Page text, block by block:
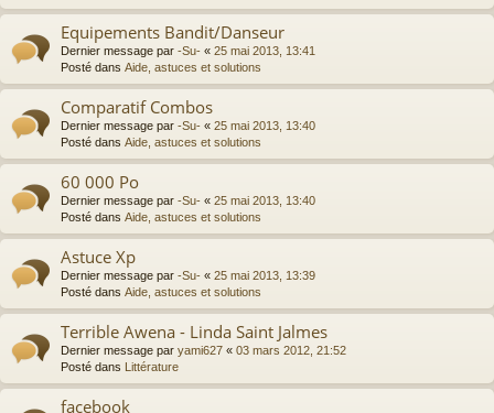
Equipements Bandit/Danseur
Dernier message par -Su- « 25 mai 2013, 13:41
Posté dans Aide, astuces et solutions
Comparatif Combos
Dernier message par -Su- « 25 mai 2013, 13:40
Posté dans Aide, astuces et solutions
60 000 Po
Dernier message par -Su- « 25 mai 2013, 13:40
Posté dans Aide, astuces et solutions
Astuce Xp
Dernier message par -Su- « 25 mai 2013, 13:39
Posté dans Aide, astuces et solutions
Terrible Awena - Linda Saint Jalmes
Dernier message par yami627 « 03 mars 2012, 21:52
Posté dans Littérature
facebook